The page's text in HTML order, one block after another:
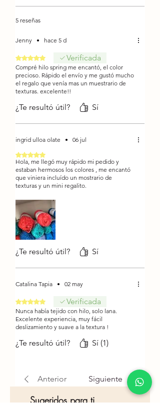
Crochet: Nº 3,5
5 reseñas
Jenny • hace 5 d
Obtuvo 5 de 5 estrellas.
Verificada
Compré hilo spring me encantó, el color
precioso. Rápido el envío y me gustó mucho
el regalo que venía mas un muestrario de
texturas. excelente!!
¿Te resultó útil? Sí
ingrid ulloa olate • 06 jul
Obtuvo 5 de 5 estrellas.
Hola, me llegó muy rápido mi pedido y
estaban hermosos los colores , me encantó
que viniera incluído un mostrario de
texturas y un mini regalito.
¿Te resultó útil? Sí
Catalina Tapia • 02 may
Obtuvo 5 de 5 estrellas.
Verificada
Nunca había tejido con hilo, solo lana.
Excelente experiencia, muy fácil
deslizamiento y suave a la textura !
¿Te resultó útil? Sí (1)
Anterior Siguiente
Sugeridos para ti